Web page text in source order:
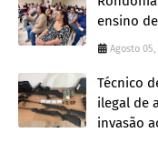
ensino
Agosto 05,
Técnico
ilegal de
invasão